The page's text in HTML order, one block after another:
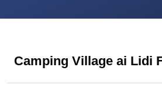
Camping Village ai Lidi